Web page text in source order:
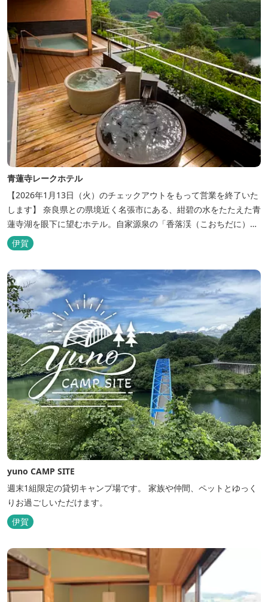
青蓮寺レークホテル
【2026年1月13日（火）のチェックアウトをもって営業を終了いた
します】 奈良県との県境近く名張市にある、紺碧の水をたたえた青
蓮寺湖を眼下に望むホテル。自家源泉の「香落渓（こおちだに）温
泉」は天然アルカリ泉。露天風呂から眺める湖は、遮るものがな
く、絶景と評判です。
伊賀
yuno CAMP SITE
週末1組限定の貸切キャンプ場です。 家族や仲間、ペットとゆっく
りお過ごしいただけます。
伊賀